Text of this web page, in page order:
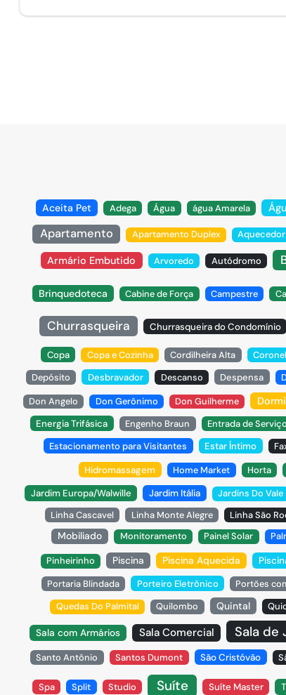
Aceita Pet Adega Água água Amarela
Apartamento Apartamento Duplex
Armário Embutido Arvoredo Autódromo
Brinquedoteca Cabine de Força Campestre
Churrasqueira Churrasqueira do Condomínio
Copa Copa e Cozinha Cordilheira Alta
Depósito
Desbravador Descanso Despensa
Don Angelo Don Gerônimo Don Guilherme
Energia Trifásica
Engenho Braun Entrada de
Estacionamento para Visitantes
Estar Íntimo
Hidromassagem
Home Market Horta
Jardim Europa/Walwille
Jardim Itália Jardins Do Vale
Linha Cascavel
Linha Monte Alegre Linha São
Mobiliado Monitoramento Painel Solar
Pinheirinho Piscina Piscina Aquecida
Portaria Blindada
Porteiro Eletrônico Portões
Quedas Do Palmital
Quilombo Quintal
Sala com Armários Sala Comercial Sala de
Santo Antônio Santos Dumont São Cristóvão
Spa Split Studio Suíte Suíte Master